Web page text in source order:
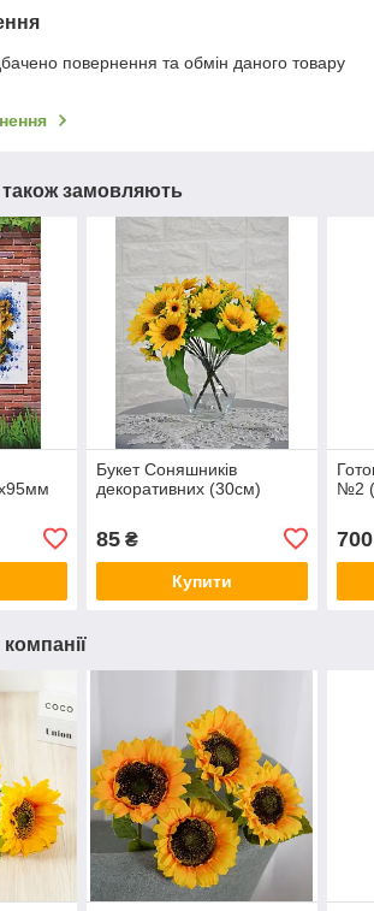
повернення та обмін даного товару
замовляють
Букет Соняшників
декоративних (30см)
85₴
Купити
№2
700